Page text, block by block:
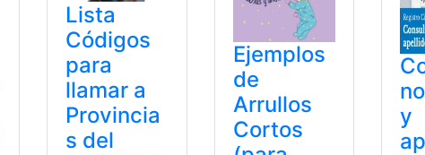
Lista
Códigos
para
llamar a
Provincia
s del
Ejemplos
de
Arrullos
Cortos
y